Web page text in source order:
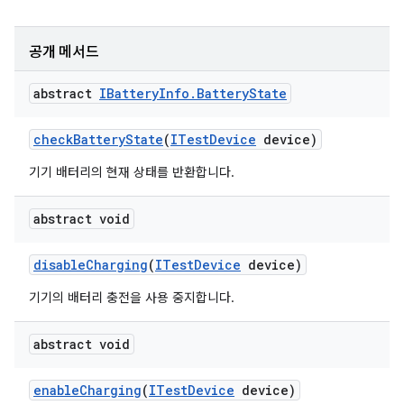
공개 메서드
abstract IBatteryInfo . BatteryState
checkBatteryState(ITestDevice device)
기기 배터리의 현재 상태를 반환합니다.
abstract void
disableCharging(ITestDevice device)
기기의 배터리 충전을 사용 중지합니다.
abstract void
enableCharging(ITestDevice device)